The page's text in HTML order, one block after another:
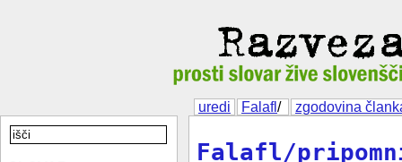
uredi Falafl/ zgodovina
Falafl/